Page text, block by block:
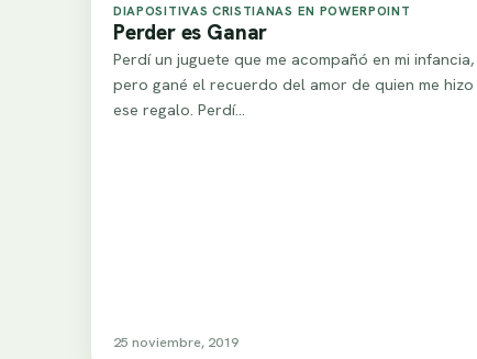
DIAPOSITIVAS CRISTIANAS EN POWERPOINT
Perder es Ganar
Perdí un juguete que me acompañó en mi infancia,
pero gané el recuerdo del amor de quien me hizo
ese regalo. Perdí…
25 noviembre, 2019